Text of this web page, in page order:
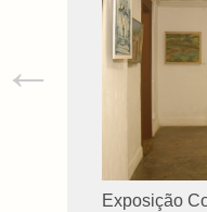
Exposição
←